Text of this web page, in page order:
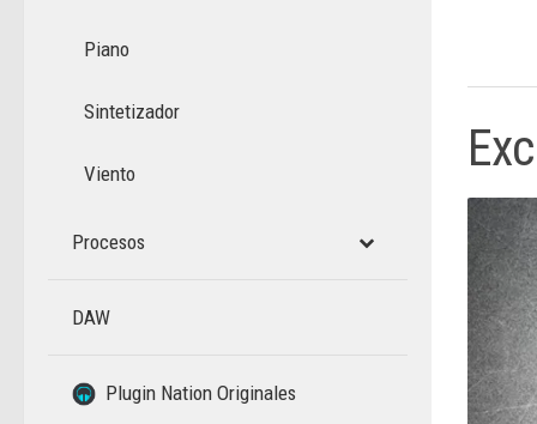
Piano
Sintetizador
Viento
Procesos
DAW
Plugin Nation Originales
–